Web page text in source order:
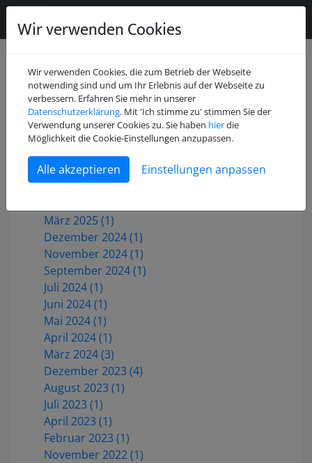
Juli 2026 (2)
Mai 2026 (1)
Dezember 2025 (3)
Oktober 2025 (1)
Juni 2025 (1)
März 2025 (1)
Dezember 2024 (1)
November 2024 (1)
September 2024 (1)
Juli 2024 (1)
Juni 2024 (1)
Mai 2024 (1)
April 2024 (1)
März 2024 (3)
Dezember 2023 (4)
August 2023 (1)
Juli 2023 (1)
April 2023 (1)
Februar 2023 (1)
November 2022 (1)
Wir verwenden Cookies
Wir verwenden Cookies, die zum Betrieb der Webseite
notwending sind und um Ihr Erlebnis auf der Webseite zu
verbessern. Erfahren Sie mehr in unserer
Datenschutzerklärung. Mit 'Ich stimme zu' stimmen Sie der
Verwendung unserer Cookies zu. Sie haben hierdie
Möglichkeit die Cookie-Einstellungen anzupassen.
Einstellungen anpassen